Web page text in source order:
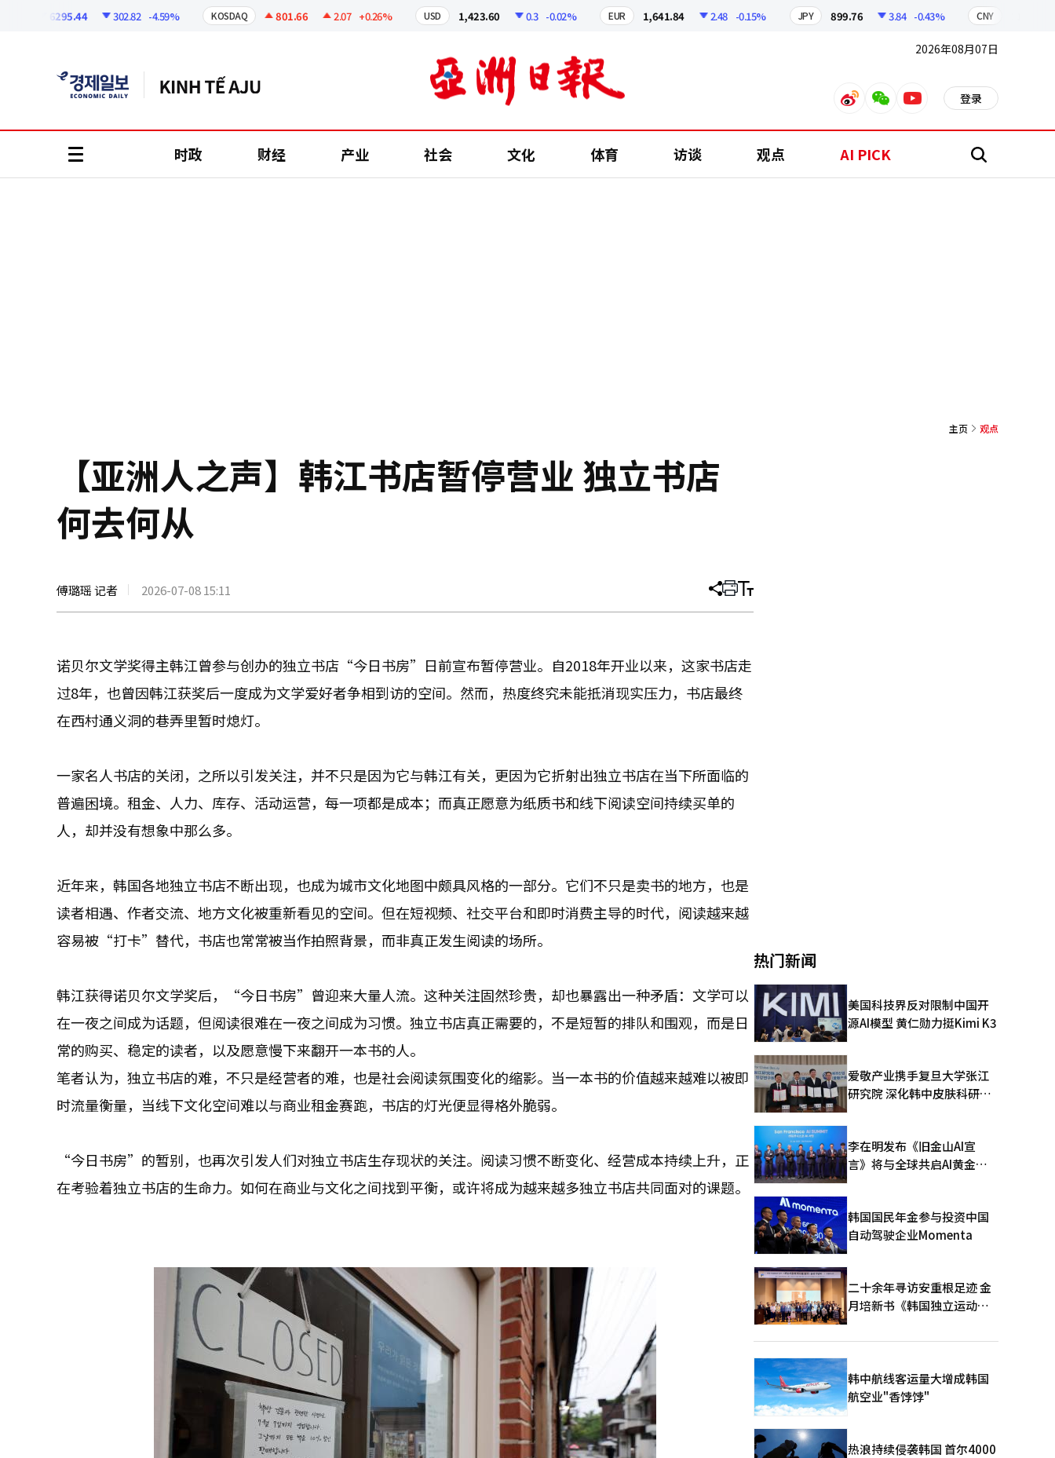
6295.44 302.82 -4.59% KOSDAQ 801.66 2.07 +0.26% USD 1,423.60 0.3 -0.02% EUR 1,641.84 2.48 -0.15% JPY 899.76 3.84 -0.43% CNY
2026年08月07日
weiboweixinyoutube 登录
时政 财经 产业 社会 文化 体育 访谈 观点 AI PICK 搜
主页 观点
【亚洲人之声】韩江书店暂停营业 独立书店
何去何从
傅璐瑶 记者 2026-07-08 15:11 分
文
打 调
大
诺贝尔文学奖得主韩江曾参与创办的独立书店“今日书房”日前宣布暂停营业。自2018年开业以来，这家书店走
过8年，也曾因韩江获奖后一度成为文学爱好者争相到访的空间。然而，热度终究未能抵消现实压力，书店最终
在西村通义洞的巷弄里暂时熄灯。
一家名人书店的关闭，之所以引发关注，并不只是因为它与韩江有关，更因为它折射出独立书店在当下所面临的
普遍困境。租金、人力、库存、活动运营，每一项都是成本；而真正愿意为纸质书和线下阅读空间持续买单的
人，却并没有想象中那么多。
近年来，韩国各地独立书店不断出现，也成为城市文化地图中颇具风格的一部分。它们不只是卖书的地方，也是
读者相遇、作者交流、地方文化被重新看见的空间。但在短视频、社交平台和即时消费主导的时代，阅读越来越
容易被“打卡”替代，书店也常常被当作拍照背景，而非真正发生阅读的场所。
韩江获得诺贝尔文学奖后，“今日书房”曾迎来大量人流。这种关注固然珍贵，却也暴露出一种矛盾：文学可以
在一夜之间成为话题，但阅读很难在一夜之间成为习惯。独立书店真正需要的，不是短暂的排队和围观，而是日
常的购买、稳定的读者，以及愿意慢下来翻开一本书的人。
笔者认为，独立书店的难，不只是经营者的难，也是社会阅读氛围变化的缩影。当一本书的价值越来越难以被即
时流量衡量，当线下文化空间难以与商业租金赛跑，书店的灯光便显得格外脆弱。
“今日书房”的暂别，也再次引发人们对独立书店生存现状的关注。阅读习惯不断变化、经营成本持续上升，正
在考验着独立书店的生命力。如何在商业与文化之间找到平衡，或许将成为越来越多独立书店共同面对的课题。
热门新闻
美国科技界反对限制中国开
源AI模型 黄仁勋力挺Kimi K3
爱敬产业携手复旦大学张江
研究院 深化韩中皮肤科研合
李在明发布《旧金山AI宣
言》将与全球共启AI黄金时
韩国国民年金参与投资中国
自动驾驶企业Momenta
二十余年寻访安重根足迹 金
月培新书《韩国独立运动圣
版
韩中航线客运量大增成韩国
航空业"香饽饽"
热浪持续侵袭韩国 首尔4000